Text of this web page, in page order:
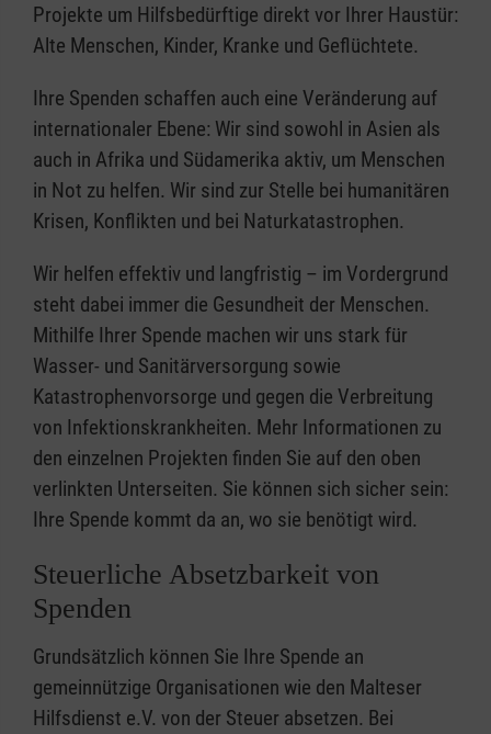
Projekte um Hilfsbedürftige direkt vor Ihrer Haustür:
Alte Menschen, Kinder, Kranke und Geflüchtete.
Ihre Spenden schaffen auch eine Veränderung auf
internationaler Ebene: Wir sind sowohl in Asien als
auch in Afrika und Südamerika aktiv, um Menschen
in Not zu helfen. Wir sind zur Stelle bei humanitären
Krisen, Konflikten und bei Naturkatastrophen.
Wir helfen effektiv und langfristig – im Vordergrund
steht dabei immer die Gesundheit der Menschen.
Mithilfe Ihrer Spende machen wir uns stark für
Wasser- und Sanitärversorgung sowie
Katastrophenvorsorge und gegen die Verbreitung
von Infektionskrankheiten. Mehr Informationen zu
den einzelnen Projekten finden Sie auf den oben
verlinkten Unterseiten. Sie können sich sicher sein:
Ihre Spende kommt da an, wo sie benötigt wird.
Steuerliche Absetzbarkeit von
Spenden
Grundsätzlich können Sie Ihre Spende an
gemeinnützige Organisationen wie den Malteser
Hilfsdienst e.V. von der Steuer absetzen. Bei